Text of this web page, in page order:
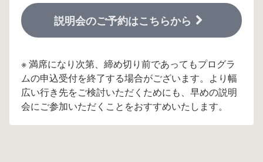
説明会のご予約はこちらから
※ 満席になり次第、締め切り前であってもプログラ
ムの申込受付を終了する場合がございます。より幅
広い行き先をご検討いただくためにも、早めの説明
会にご参加いただくことをおすすめいたします。